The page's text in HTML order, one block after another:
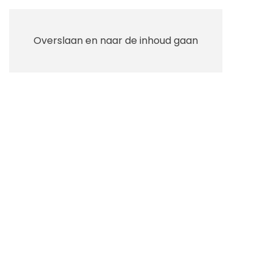
Overslaan en naar de inhoud gaan